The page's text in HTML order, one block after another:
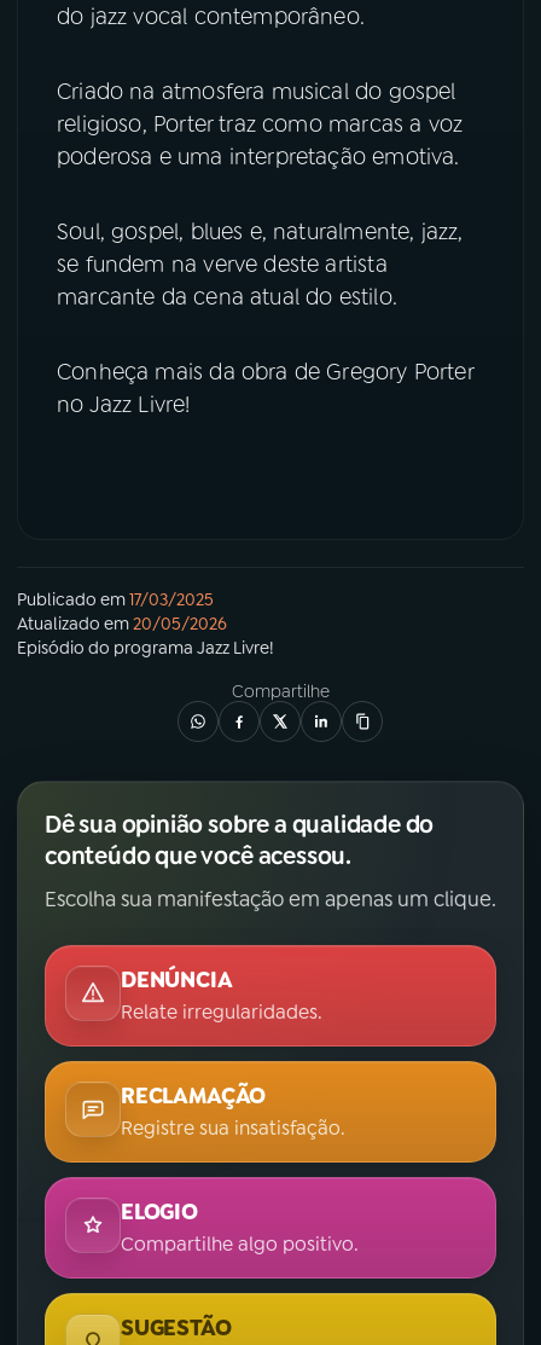
YouTube Facebook
TikTok
do jazz vocal contemporâneo.
Criado na atmosfera musical do gospel
religioso, Porter traz como marcas a voz
poderosa e uma interpretação emotiva.
Soul, gospel, blues e, naturalmente, jazz,
se fundem na verve deste artista
marcante da cena atual do estilo.
Conheça mais da obra de Gregory Porter
no Jazz Livre!
Publicado em17/03/2025
Atualizado em20/05/2026
Episódio do programa Jazz Livre!
Compartilhe
Dê sua opinião sobre a qualidade do
conteúdo que você acessou.
Escolha sua manifestação em apenas um clique.
DENÚNCIA
Relate irregularidades.
RECLAMAÇÃO
Registre sua insatisfação.
ELOGIO
Compartilhe algo positivo.
SUGESTÃO